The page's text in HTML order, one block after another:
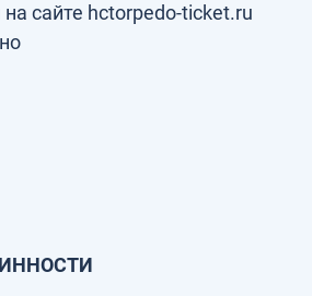
сайте hctorpedo-ticket.ru